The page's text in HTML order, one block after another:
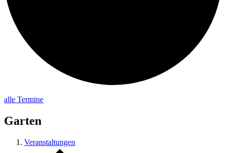
alle Termine
Garten
Veranstaltungen